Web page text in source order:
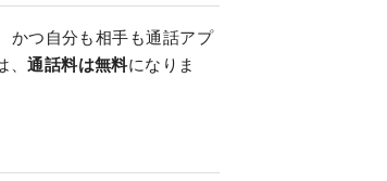
かつ自分も相手も通話アプ
、通話料は無料になりま